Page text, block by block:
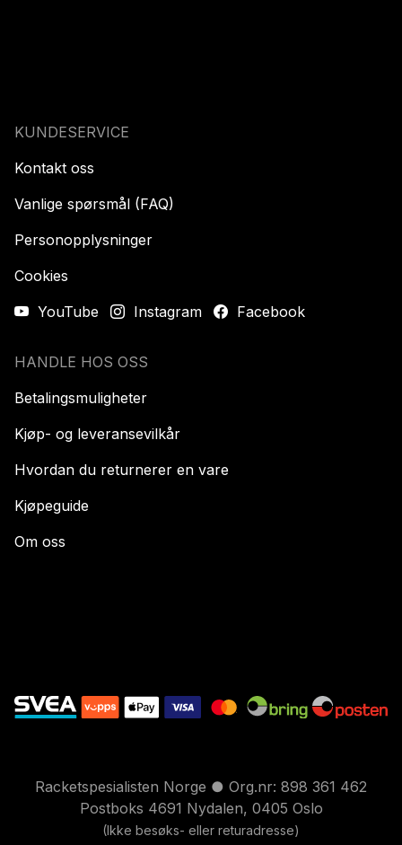
KUNDESERVICE
Kontakt oss
Vanlige spørsmål (FAQ)
Personopplysninger
Cookies
YouTube
Instagram Facebook
HANDLE HOS OSS
Betalingsmuligheter
Kjøp- og leveransevilkår
Hvordan du returnerer en vare
Kjøpeguide
Om oss
Racketspesialisten Norge ● Org.nr: 898 361 462
Postboks 4691 Nydalen, 0405 Oslo
(Ikke besøks- eller returadresse)